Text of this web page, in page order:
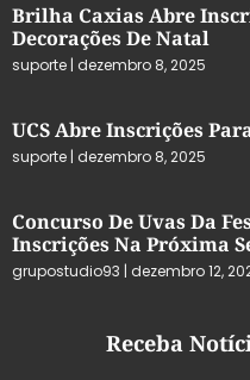
Brilha Caxias Abre
Decorações De Natal
suporte dezembro 8, 2025
UCS Abre Inscrições
suporte dezembro 8, 2025
Concurso De Uvas Da
Inscrições Na Próxima
grupostudio93 dezembro 12,
Receba